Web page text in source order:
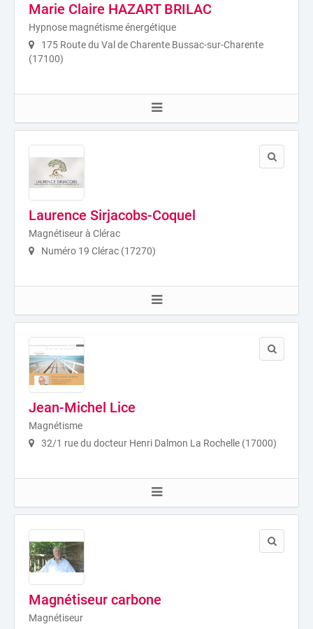
Marie Claire HAZART BRILAC
Hypnose magnétisme énergétique
175 Route du Val de Charente Bussac-sur-Charente
(17100)
Laurence Sirjacobs-Coquel
Magnétiseur à Clérac
Numéro 19 Clérac (17270)
Jean-Michel Lice
Magnétisme
32/1 rue du docteur Henri Dalmon La Rochelle (17000)
Magnétiseur carbone
Magnétiseur